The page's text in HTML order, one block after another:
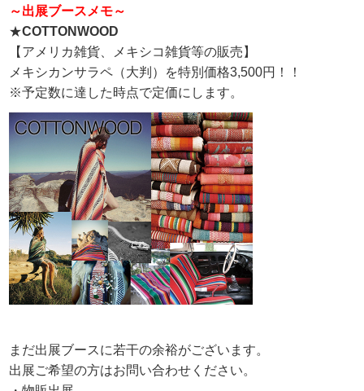
～出展ブースメモ～
★COTTONWOOD
【アメリカ雑貨、メキシコ雑貨等の販売】
メキシカンサラペ（大判）を特別価格3,500円！！
※予定数に達した時点で定価にします。
まだ出展ブースに若干の余裕がございます。
出展ご希望の方はお問い合わせください。